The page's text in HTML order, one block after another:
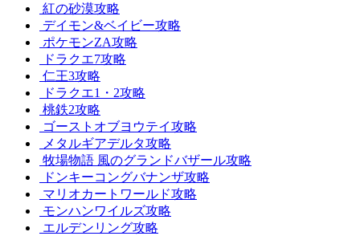
紅の砂漠攻略
デイモン&ベイビー攻略
ポケモンZA攻略
ドラクエ7攻略
仁王3攻略
ドラクエ1・2攻略
桃鉄2攻略
ゴーストオブヨウテイ攻略
メタルギアデルタ攻略
牧場物語 風のグランドバザール攻略
ドンキーコングバナンザ攻略
マリオカートワールド攻略
モンハンワイルズ攻略
エルデンリング攻略